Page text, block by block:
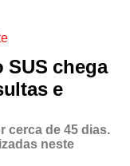
chega
e
cerca de 45 dias.
neste